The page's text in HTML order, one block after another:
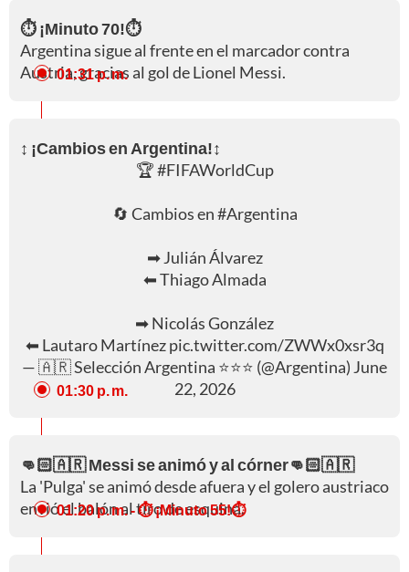
⏱️ ¡Minuto 70!⏱️
Argentina sigue al frente en el marcador contra
Austria, gracias al gol de Lionel Messi.
01:31 p. m.
↕️ ¡Cambios en Argentina!↕️
🏆#FIFAWorldCup
🔄 Cambios en#Argentina
➡ Julián Álvarez
⬅ Thiago Almada
➡ Nicolás González
⬅ Lautaro Martínezpic.twitter.com/ZWWx0xsr3q
— 🇦🇷 Selección Argentina ⭐⭐⭐ (@Argentina) June
22, 2026
01:30 p. m.
👊🏻🇦🇷 Messi se animó y al córner👊🏻🇦🇷
La 'Pulga' se animó desde afuera y el golero austriaco
envió el balón al tiro de esquina.
01:20 p. m.- ⏱️ ¡Minuto 55!⏱️